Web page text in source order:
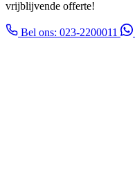
vrijblijvende offerte!
Bel ons: 023-2200011